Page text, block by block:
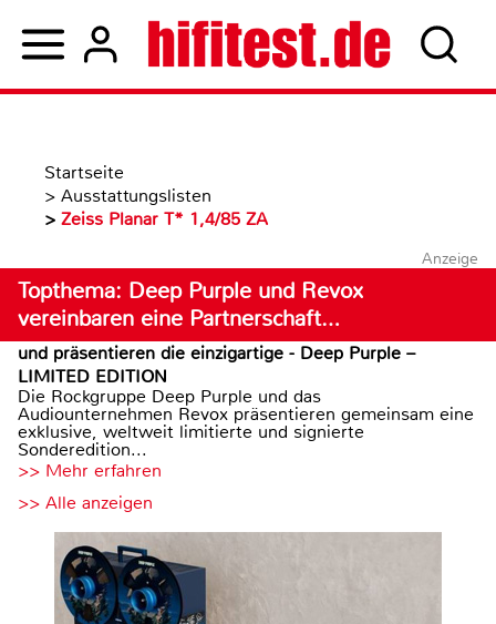
Startseite
> Ausstattungslisten
> Zeiss Planar T* 1,4/85 ZA
Anzeige
Topthema: Deep Purple und Revox
vereinbaren eine Partnerschaft…
und präsentieren die einzigartige - Deep Purple –
LIMITED EDITION
Die Rockgruppe Deep Purple und das
Audiounternehmen Revox präsentieren gemeinsam eine
exklusive, weltweit limitierte und signierte
Sonderedition...
>> Mehr erfahren
>> Alle anzeigen